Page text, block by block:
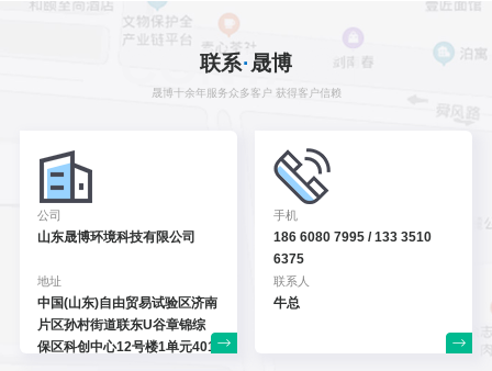
CONTACT
联系· 晟博
晟博十余年服务众多客户 获得客户信赖
公司
山东晟博环境科技有限公司
地址
中国(山东)自由贸易试验区济南
片区孙村街道联东U谷章锦综
保区科创中心12号楼1单元401
手机
186 6080 7995 / 133 3510
6375
联系人
牛总